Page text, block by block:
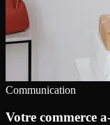
Communication
Votre commerce